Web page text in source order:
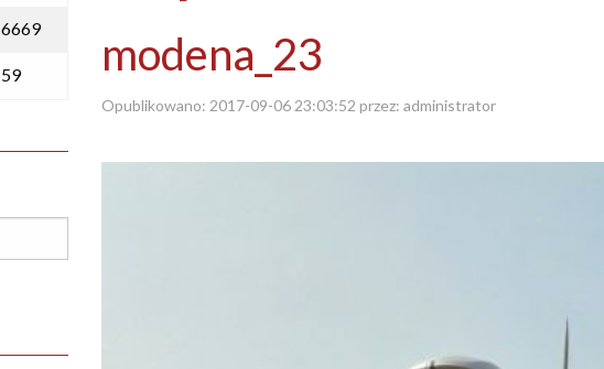
modena_23
Opublikowano: 2017-09-06 23:03:52 przez: administrator
6669
59